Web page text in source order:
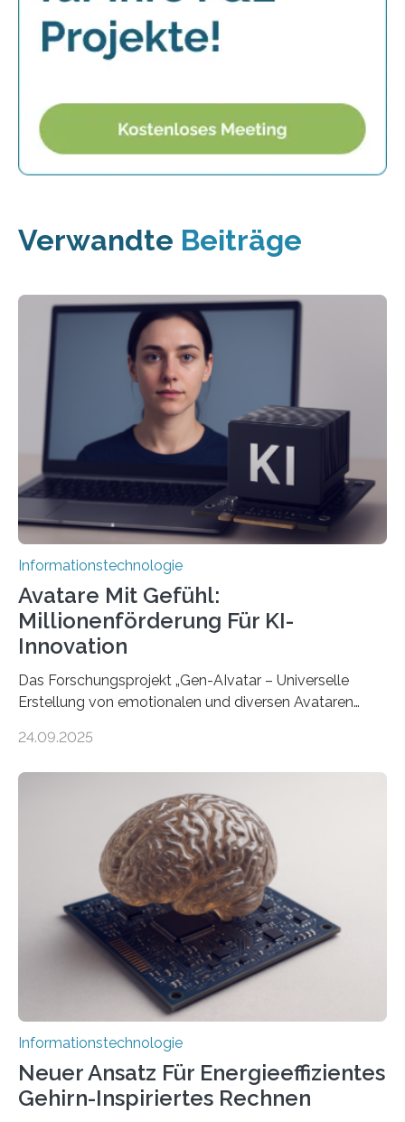
Verwandte Beiträge
Informationstechnologie
Avatare Mit Gefühl:
Millionenförderung Für KI-
Innovation
Das Forschungsprojekt „Gen-AIvatar – Universelle
Erstellung von emotionalen und diversen Avataren
Förderung in Höhe von rund 2 Millionen Euro. Dabei
der MindPort GmbH eine neuartige, KI-gestützte
Lösung zur Erzeugung von Emotionen für realistische
Avatare. Gen-AIvatar entwickelt innovative und
kosteneffiziente Methoden, um lebensechte Avatare zu
erstellen. „Besonders wichtig ist uns eine ganzheitliche
Animation, bei der Stimme, Körperbewegung, Gestik
und Mimik im Einklang sind…
24.09.2025
Informationstechnologie
Neuer Ansatz Für Energieeffizientes
Gehirn-Inspiriertes Rechnen